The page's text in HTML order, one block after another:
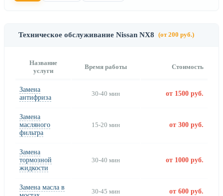
Техническое обслуживание Nissan NX8 (от 200 руб.)
Название
услуги
Время работы Стоимость
Замена
антифриза
30-40 мин от 1500 руб.
Замена
масляного
фильтра
15-20 мин от 300 руб.
Замена
тормозной
жидкости
30-40 мин от 1000 руб.
Замена масла в
30-45 мин от 600 руб.